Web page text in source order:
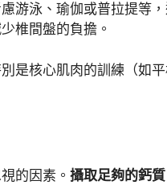
游泳、瑜伽或普拉提等
椎間盤的負擔。
是核心肌肉的訓練（如
的因素。 攝取足夠的鈣